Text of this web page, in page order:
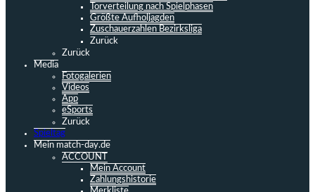
Torverteilung nach Spielphasen
Größte Aufholjagden
Zuschauerzahlen Bezirksliga
Zurück
Zurück
Media
Fotogalerien
Videos
App
eSports
Zurück
Spieltag
Mein match-day.de
ACCOUNT
Mein Account
Zahlungshistorie